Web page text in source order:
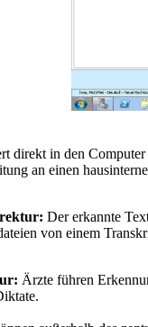
direkt in den
an einen
Der erkannte
von einem
Ärzte führen